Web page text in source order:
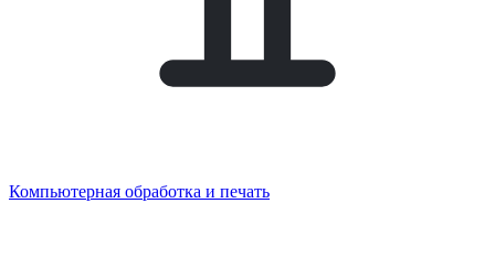
Компьютерная обработка и печать